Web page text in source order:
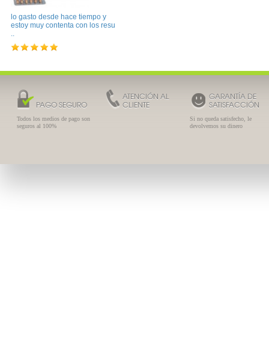
lo gasto desde hace tiempo y
estoy muy contenta con los resu
..
PAGO SEGURO
Todos los medios de pago son
seguros al 100%
ATENCIÓN AL
CLIENTE
GARANTÍA DE
SATISFACCIÓN
Si no queda satisfecho, le
devolvemos su dinero